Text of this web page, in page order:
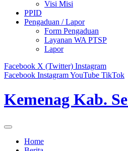
Visi Misi
PPID
Pengaduan / Lapor
Form Pengaduan
Layanan WA PTSP
Lapor
Facebook X (Twitter) Instagram
Facebook InstagramYouTube TikTok
Kemenag Kab.
Home